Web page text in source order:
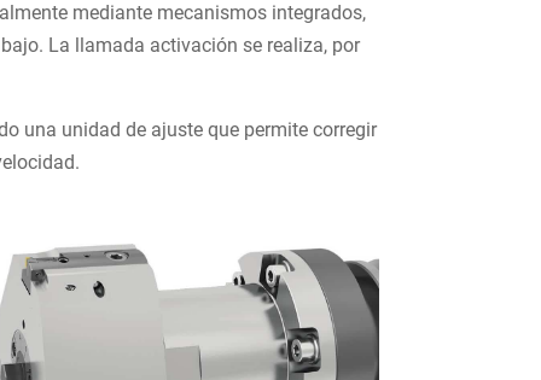
mediante mecanismos integrados,
La llamada activación se realiza, por
una unidad de ajuste que permite corregir